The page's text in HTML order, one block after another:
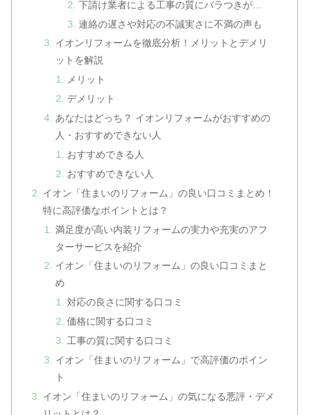
下請け業者による工事の質にバラつきが…
連絡の遅さや対応の不誠実さに不満の声も
イオンリフォームを徹底分析！メリットとデメリ
ットを解説
メリット
デメリット
あなたはどっち？ イオンリフォームがおすすめの
人・おすすめできない人
おすすめできる人
おすすめできない人
イオン「住まいのリフォーム」の良い口コミまとめ！
特に高評価なポイントとは？
満足度が高い内装リフォームの実力や充実のアフ
ターサービスを紹介
イオン「住まいのリフォーム」の良い口コミまと
め
対応の良さに関する口コミ
価格に関する口コミ
工事の質に関する口コミ
イオン「住まいのリフォーム」で高評価のポイン
ト
イオン「住まいのリフォーム」の気になる悪評・デメ